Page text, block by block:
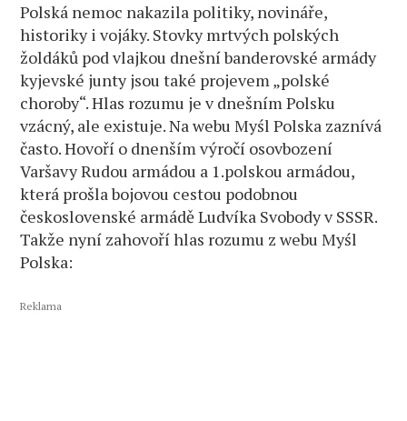
Polská nemoc nakazila politiky, novináře,
historiky i vojáky. Stovky mrtvých polských
žoldáků pod vlajkou dnešní banderovské armády
kyjevské junty jsou také projevem „polské
choroby“. Hlas rozumu je v dnešním Polsku
vzácný, ale existuje. Na webu Myśl Polska zaznívá
často. Hovoří o dnenším výročí osovbození
Varšavy Rudou armádou a 1.polskou armádou,
která prošla bojovou cestou podobnou
československé armádě Ludvíka Svobody v SSSR.
Takže nyní zahovoří hlas rozumu z webu Myśl
Polska:
Reklama